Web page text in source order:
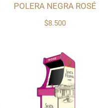
$8.500
POLERA NEGRA ROSÉ